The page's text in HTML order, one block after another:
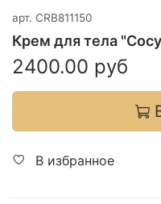
арт. CRB811150
Крем для тела
2400.00 руб
В избранное